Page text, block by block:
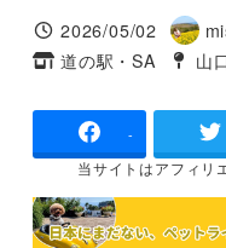
投稿日
2026/05/02
著
者
タグ
道の駅・SA
タグ
山
-
当サイトはアフィリ